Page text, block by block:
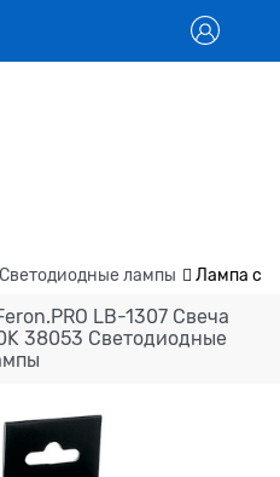
Светодиодные лампы Лампа
LB-1307 Свеча
38053 Светодиодные